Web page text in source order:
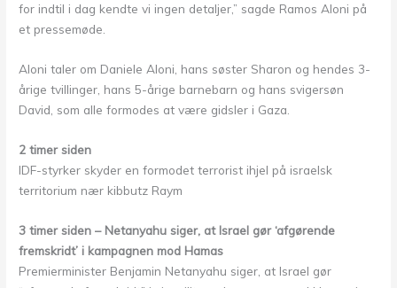
for indtil i dag kendte vi ingen detaljer,” sagde Ramos Aloni på
et pressemøde.
Aloni taler om Daniele Aloni, hans søster Sharon og hendes 3-
årige tvillinger, hans 5-årige barnebarn og hans svigersøn
David, som alle formodes at være gidsler i Gaza.
2 timer siden
IDF-styrker skyder en formodet terrorist ihjel på israelsk
territorium nær kibbutz Raym
3 timer siden – Netanyahu siger, at Israel gør ‘afgørende
fremskridt’ i kampagnen mod Hamas
Premierminister Benjamin Netanyahu siger, at Israel gør